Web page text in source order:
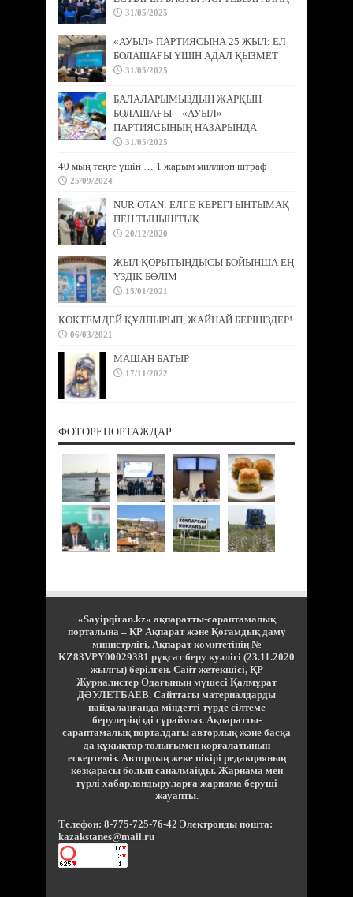
31/05/2025
«АУЫЛ» ПАРТИЯСЫНА 25 ЖЫЛ: ЕЛ
БОЛАШАҒЫ ҮШІН АДАЛ ҚЫЗМЕТ
31/05/2025
БАЛАЛАРЫМЫЗДЫҢ ЖАРҚЫН
БОЛАШАҒЫ – «АУЫЛ»
ПАРТИЯСЫНЫҢ НАЗАРЫНДА
31/05/2025
40 мың теңге үшін … 1 жарым миллион штраф
25/09/2024
NUR OTAN: ЕЛГЕ КЕРЕГІ ЫНТЫМАҚ
ПЕН ТЫНЫШТЫҚ
20/12/2020
ЖЫЛ ҚОРЫТЫНДЫСЫ БОЙЫНША ЕҢ
ҮЗДІК БӨЛІМ
15/01/2021
КӨКТЕМДЕЙ ҚҰЛПЫРЫП, ЖАЙНАЙ БЕРІҢІЗДЕР!
06/03/2021
МАШАН БАТЫР
17/11/2022
ФОТОРЕПОРТАЖДАР
«Sayipqiran.kz» ақпаратты-сараптамалық
порталына – ҚР Ақпарат және Қоғамдық даму
министрлігі, Ақпарат комитетінің №
KZ83VPY00029381 рұқсат беру куәлігі (23.11.2020
жылғы) берілген. Сайт жетекшісі, ҚР
Журналистер Одағының мүшесі Қалмұрат
ДӘУЛЕТБАЕВ. Сайттағы материалдарды
пайдаланғанда міндетті түрде сілтеме
берулеріңізді сұраймыз. Ақпаратты-
сараптамалық порталдағы авторлық және басқа
да құқықтар толығымен қорғалатынын
ескертеміз. Автордың жеке пікірі редакцияның
көзқарасы болып саналмайды. Жарнама мен
түрлі хабарландыруларға жарнама беруші
жауапты.
Телефон: 8-775-725-76-42 Электронды пошта:
kazakstanes@mail.ru